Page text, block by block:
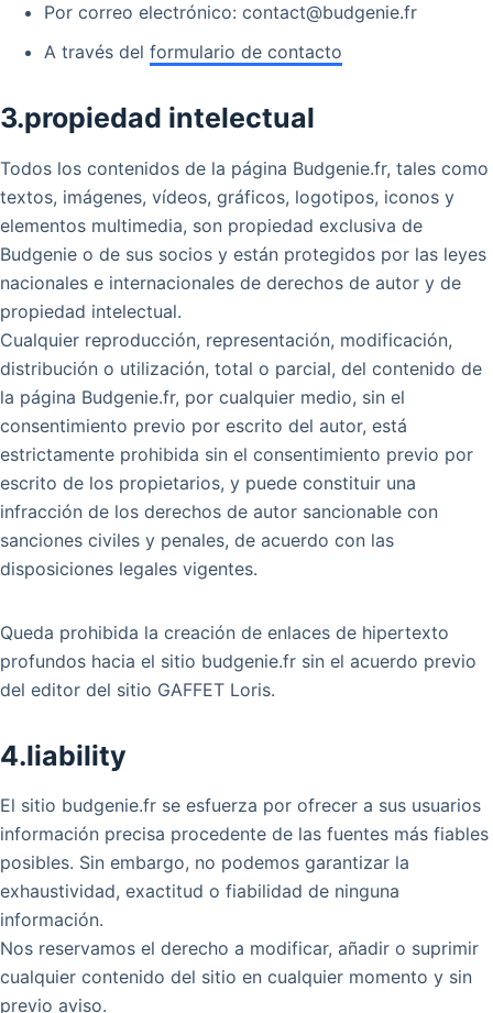
Por correo electrónico: contact@budgenie.fr
A través del formulario de contacto
3.propiedad intelectual
Todos los contenidos de la página Budgenie.fr, tales como
textos, imágenes, vídeos, gráficos, logotipos, iconos y
elementos multimedia, son propiedad exclusiva de
Budgenie o de sus socios y están protegidos por las leyes
nacionales e internacionales de derechos de autor y de
propiedad intelectual.
Cualquier reproducción, representación, modificación,
distribución o utilización, total o parcial, del contenido de
la página Budgenie.fr, por cualquier medio, sin el
consentimiento previo por escrito del autor, está
estrictamente prohibida sin el consentimiento previo por
escrito de los propietarios, y puede constituir una
infracción de los derechos de autor sancionable con
sanciones civiles y penales, de acuerdo con las
disposiciones legales vigentes.
Queda prohibida la creación de enlaces de hipertexto
profundos hacia el sitio budgenie.fr sin el acuerdo previo
del editor del sitio GAFFET Loris.
4.liability
El sitio budgenie.fr se esfuerza por ofrecer a sus usuarios
información precisa procedente de las fuentes más fiables
posibles. Sin embargo, no podemos garantizar la
exhaustividad, exactitud o fiabilidad de ninguna
información.
Nos reservamos el derecho a modificar, añadir o suprimir
cualquier contenido del sitio en cualquier momento y sin
previo aviso.